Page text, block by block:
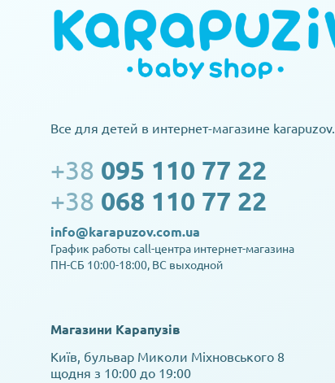
Все для детей в интернет-магазине
+38 095 110 77 22
+38 068 110 77 22
info@karapuzov.com.ua
График работы call-центра интернет-магазина
ПН-СБ 10:00-18:00, ВС выходной
Магазини Карапузів
Київ, бульвар Миколи Міхновського 8
щодня з 10:00 до 19:00